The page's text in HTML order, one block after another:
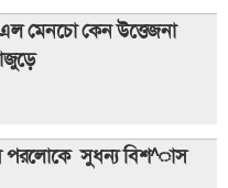
মেনচো কেন উত্তেজনা
পরলোকে সুধন্য বিশ^াস